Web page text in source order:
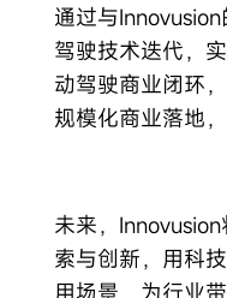
通过与
驾驶技术迭代，
动驾驶商业闭环
规模化商业落地
未来，
索与创新，用科
用场景，为行业